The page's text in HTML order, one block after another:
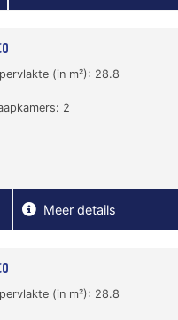
(in m²): 28.8
2
Meer details
(in m²): 28.8